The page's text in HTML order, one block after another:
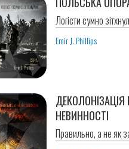
Логісти сумно
Emir J. Phillips
ДЕКОЛОНІЗАЦІЯ
НЕВИННОСТІ
Правильно, а не як